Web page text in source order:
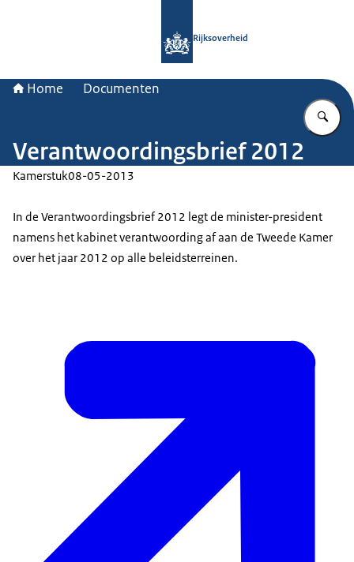
Rijksoverheid
Home Documenten
Verantwoordingsbrief 2012
Kamerstuk08-05-2013
In de Verantwoordingsbrief 2012 legt de minister-president
namens het kabinet verantwoording af aan de Tweede Kamer
over het jaar 2012 op alle beleidsterreinen.